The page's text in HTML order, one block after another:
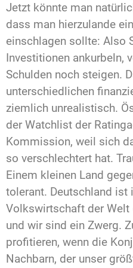
Jetzt könnte man
dass man hierzulande
einschlagen sollte: Also
Investitionen ankurbeln,
Schulden noch steigen.
unterschiedlichen
ziemlich unrealistisch.
der Watchlist der
Kommission, weil sich
so verschlechtert hat.
Einem kleinen Land
tolerant. Deutschland
Volkswirtschaft der Welt
und wir sind ein Zwerg.
profitieren, wenn die
Nachbarn, der unser